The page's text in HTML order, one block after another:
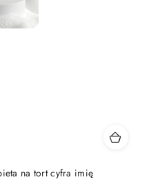
na tort cyfra imię